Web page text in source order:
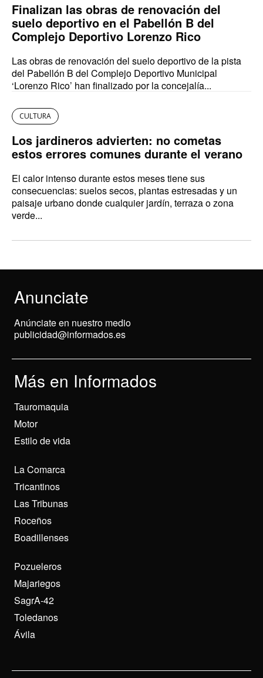
Finalizan las obras de renovación del
suelo deportivo en el Pabellón B del
Complejo Deportivo Lorenzo Rico
Las obras de renovación del suelo deportivo de la pista
del Pabellón B del Complejo Deportivo Municipal
‘Lorenzo Rico’ han finalizado por la concejalía...
CULTURA
Los jardineros advierten: no cometas
estos errores comunes durante el verano
El calor intenso durante estos meses tiene sus
consecuencias: suelos secos, plantas estresadas y un
paisaje urbano donde cualquier jardín, terraza o zona
verde...
Anunciate
Anúnciate en nuestro medio
publicidad@informados.es
Más en Informados
Tauromaquia
Motor
Estilo de vida
La Comarca
Tricantinos
Las Tribunas
Roceños
Boadillenses
Pozueleros
Majariegos
SagrA-42
Toledanos
Ávila